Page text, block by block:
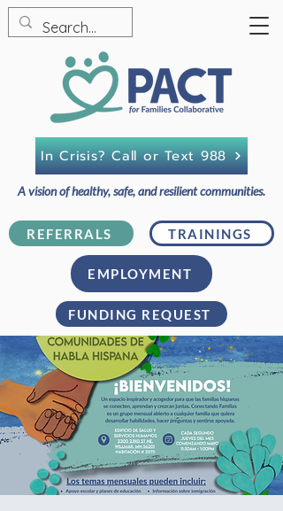
FUNDING REQUEST
REFERRALS TRAININGS
A vision of healthy, safe, and resilient communities.
In Crisis? Call or Text 988
EMPLOYMENT